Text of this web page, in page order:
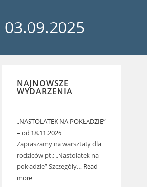
03.09.2025
NAJNOWSZE
WYDARZENIA
„NASTOLATEK NA POKŁADZIE”
– od 18.11.2026
Zapraszamy na warsztaty dla
rodziców pt.: „Nastolatek na
pokładzie” Szczegóły… Read
more